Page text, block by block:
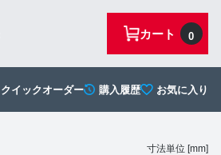
0
カート
クイックオーダー 購入履歴 お気に入り
寸法単位 [mm]